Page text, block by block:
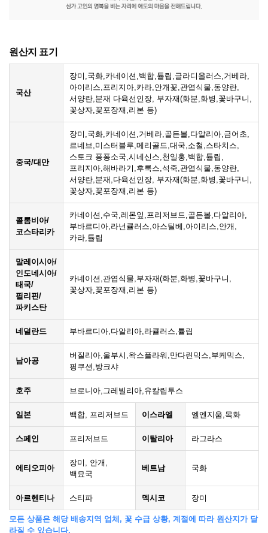
원산지 표기
국산
장미,국화,카네이션,백합,튤립,글라디올러스,거베라,
아이리스,프리지아,카라,안개꽃,관엽식물,동양란,
서양란,분재 다육선인장, 부자재(화분,화병,꽃바구니,
꽃상자,꽃포장재,리본 등)
중국/대만
장미,국화,카네이션,거베라,골든볼,다알리아,금어초,
르네브,미스터블루,메리골드,대국,소철,스타치스,
스토크 퐁퐁소국,시네신스,천일홍,백합,튤립,
프리지아,해바라기,후룩스,석죽,관엽식물,동양란,
서양란,분재,다육선인장, 부자재(화분,화병,꽃바구니,
꽃상자,꽃포장재,리본 등)
콜롬비아/
코스타리카
카네이션,수국,레몬잎,프리저브드,골든볼,다알리아,
부바르디아,라넌큘러스,아스틸베,아이리스,안개,
카라,튤립
말레이시아/
인도네시아/
태국/
필리핀/
파키스탄
카네이션,관엽식물,부자재(화분,화병,꽃바구니,
꽃상자,꽃포장재,리본 등)
네덜란드 부바르디아,다알리아,라큘러스,튤립
남아공
버질리아,울부시,왁스플라워,만다린믹스,부케믹스,
핑쿠션,방크샤
호주 브로니아,그레빌리아,유칼립투스
일본 백합, 프리저브드 이스라엘 엘엔지움,목화
스페인 프리저브드 이탈리아 라그라스
에티오피아
장미, 안개,
백묘국
베트남 국화
아르헨티나 스티파 멕시코 장미
모든 상품은 해당 배송지역 업체, 꽃 수급 상황, 계절에 따라 원산지가 달
라질 수 있습니다.